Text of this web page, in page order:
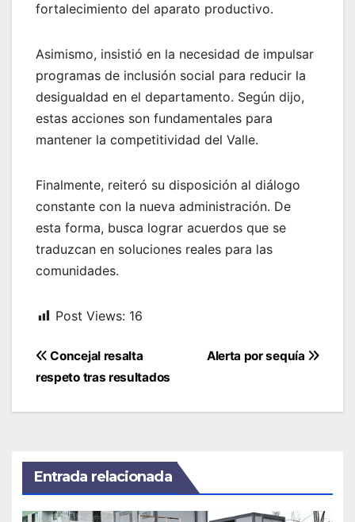
fortalecimiento del aparato productivo.
Asimismo, insistió en la necesidad de impulsar
programas de inclusión social para reducir la
desigualdad en el departamento. Según dijo,
estas acciones son fundamentales para
mantener la competitividad del Valle.
Finalmente, reiteró su disposición al diálogo
constante con la nueva administración. De
esta forma, busca lograr acuerdos que se
traduzcan en soluciones reales para las
comunidades.
Post Views: 16
Navegación
de
Alerta por sequía
Concejal resalta
respeto tras resultados
Entrada relacionada